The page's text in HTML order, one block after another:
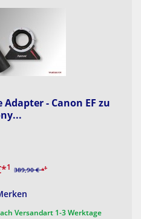
Adapter - Canon EF zu
389,90 €*1
*1
Versandart 1-3 Werktage